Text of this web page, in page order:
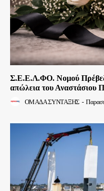
Σ.Ε.Ε.Λ.ΦΟ. Νομού
απώλεια του Αναστάσιου
ΟΜΑΔΑ ΣΥΝΤΑΞΗΣ -